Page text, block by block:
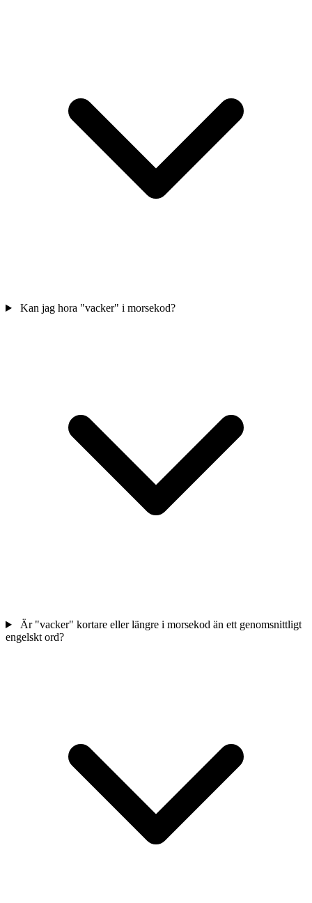
Kan jag hora "vacker" i morsekod?
Är "vacker" kortare eller längre i morsekod än ett genomsnittligt
engelskt ord?